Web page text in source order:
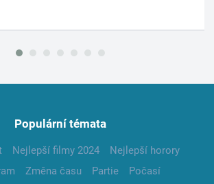
Populární témata
Nejlepší filmy 2024
Nejlepší horory
Změna času Partie
Počasí